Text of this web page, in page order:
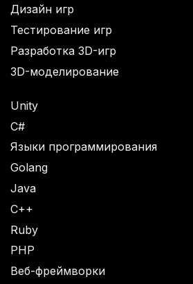
Дизайн игр
Тестирование игр
Разработка 3D-игр
3D-моделирование
Unity
C#
Языки программирования
Golang
Java
C++
Ruby
PHP
Веб-фреймворки